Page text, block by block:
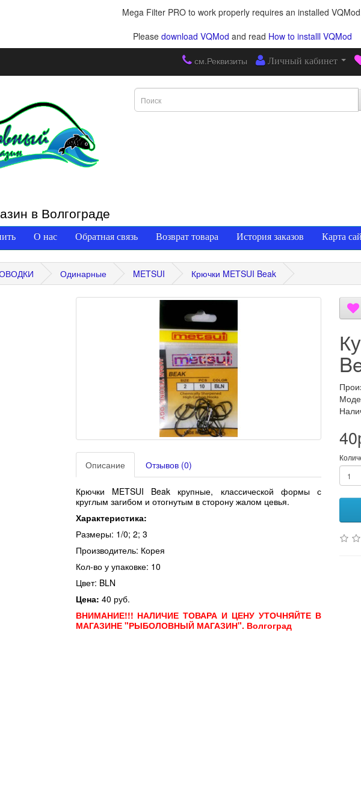
Mega Filter PRO to work properly requires an installed
Please download VQMod and read How to installl VQMod
см.Реквизиты Личный кабинет
в Волгограде
О нас Обратная связь Возврат товара История заказов Карта
Одинарные METSUI Крючки METSUI Beak
Описание Отзывов (0)
Крючки METSUI Beak крупные, классической формы с
круглым загибом и отогнутым в сторону жалом цевья.
Характеристика:
Размеры: 1/0; 2; 3
Производитель: Корея
Кол-во у упаковке: 10
Цвет: BLN
Цена: 40 руб.
ВНИМАНИЕ!!! НАЛИЧИЕ ТОВАРА И ЦЕНУ УТОЧНЯЙТЕ В
МАГАЗИНЕ "РЫБОЛОВНЫЙ МАГАЗИН". Волгоград